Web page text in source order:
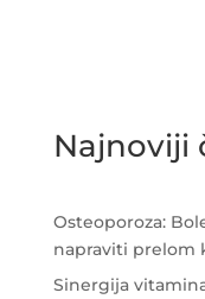
Najnoviji
Osteoporoza:
napraviti prelom
Sinergija